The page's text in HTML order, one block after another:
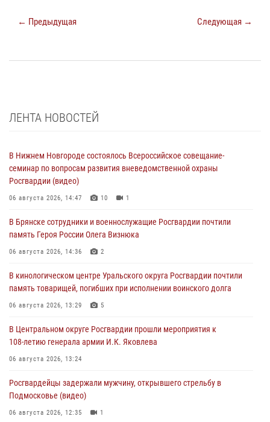
← Предыдущая Следующая →
ЛЕНТА НОВОСТЕЙ
В Нижнем Новгороде состоялось Всероссийское совещание-
семинар по вопросам развития вневедомственной охраны
Росгвардии (видео)
06 августа 2026, 14:47 10 1
В Брянске сотрудники и военнослужащие Росгвардии почтили
память Героя России Олега Визнюка
06 августа 2026, 14:36 2
В кинологическом центре Уральского округа Росгвардии почтили
память товарищей, погибших при исполнении воинского долга
06 августа 2026, 13:29 5
В Центральном округе Росгвардии прошли мероприятия к
108‑летию генерала армии И.К. Яковлева
06 августа 2026, 13:24
Росгвардейцы задержали мужчину, открывшего стрельбу в
Подмосковье (видео)
06 августа 2026, 12:35 1